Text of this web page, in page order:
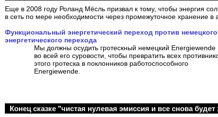
Еще в 2008 году Роланд Мёсль призвал к тому, чтобы энергия
в сеть по мере необходимости через промежуточное хранение в
Функциональный энергетический переход против немецкого
энергетического перехода
Мы должны осудить гротескный немецкий Energiewende
во всей его суровости, чтобы превратить всех
этого гротеска в поклонников работоспособного
Energiewende.
Конец сказке "чистая нулевая эмиссия и все снова